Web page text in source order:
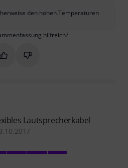
den hohen Temperaturen
hilfreich?
Markieren Sie diese
Markieren Sie diese
Lautsprecherkabel